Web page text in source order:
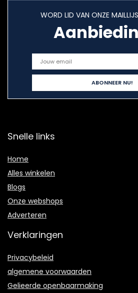
WORD LID VAN ONZE
Snelle links
Home
Alles winkelen
Blogs
Onze webshops
Adverteren
Verklaringen
Privacybeleid
algemene voorwaarden
Gelieerde openbaarmaking